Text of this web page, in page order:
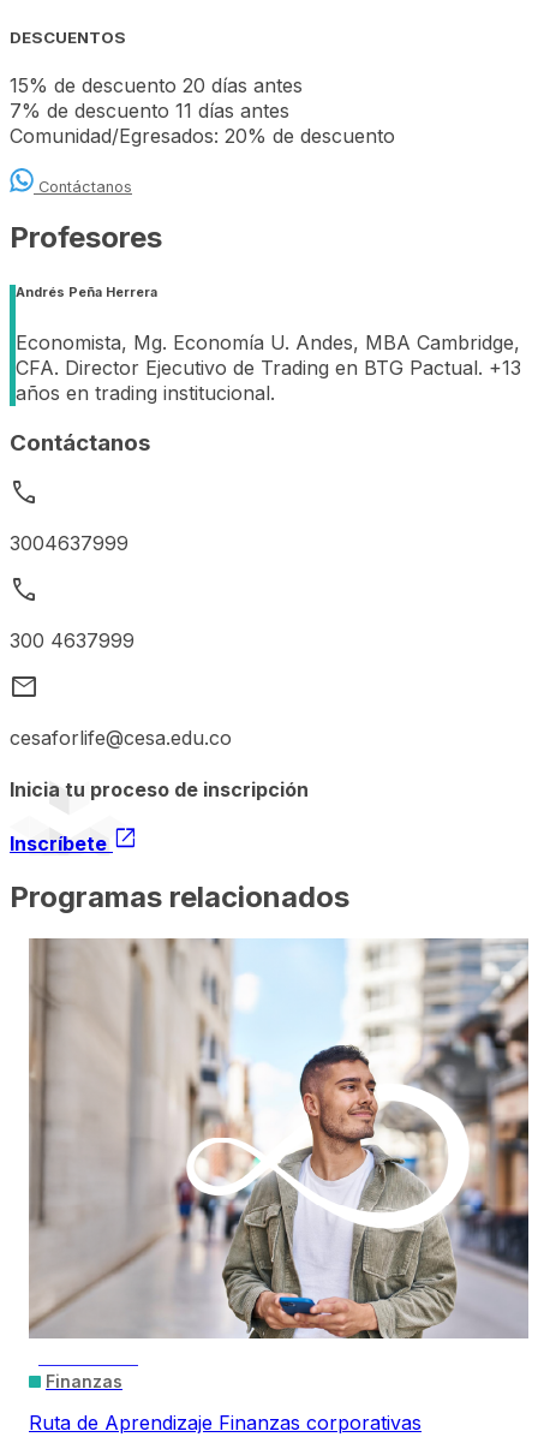
DESCUENTOS
15% de descuento 20 días antes
7% de descuento 11 días antes
Comunidad/Egresados: 20% de descuento
Contáctanos
Profesores
Andrés Peña Herrera
Economista, Mg. Economía U. Andes, MBA Cambridge,
CFA. Director Ejecutivo de Trading en BTG Pactual. +13
años en trading institucional.
Contáctanos
call
3004637999
call
300 4637999
mail
cesaforlife@cesa.edu.co
Inicia tu proceso de inscripción
Inscríbete open_in_new
Programas relacionados
Finanzas
Ruta de Aprendizaje Finanzas corporativas